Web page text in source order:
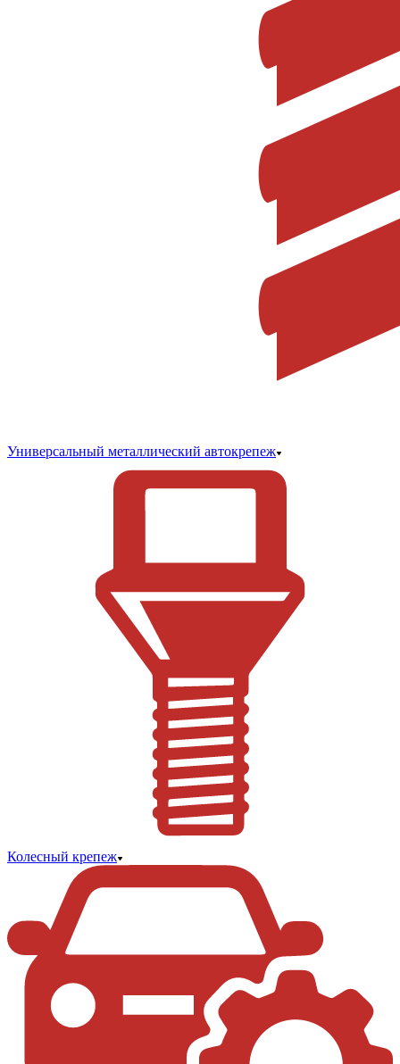
Универсальный металлический автокрепеж
Колесный крепеж